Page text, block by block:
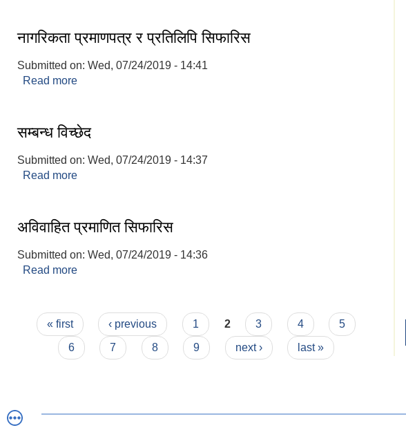
नागरिकता प्रमाणपत्र र प्रतिलिपि सिफारिस
Submitted on: Wed, 07/24/2019 - 14:41
Read more
सम्बन्ध विच्छेद
Submitted on: Wed, 07/24/2019 - 14:37
Read more
अविवाहित प्रमाणित सिफारिस
Submitted on: Wed, 07/24/2019 - 14:36
Read more
Pages
« first ‹ previous 1 2 3 4
5
6
7 8 9 next › last »